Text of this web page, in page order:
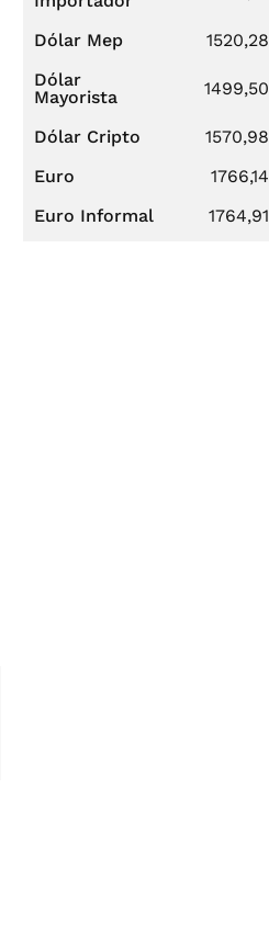
Dólar Mep 1520,28
Dólar
Mayorista
1499,50
Dólar Cripto 1570,98
Euro
1766,14
Euro Informal
1764,91